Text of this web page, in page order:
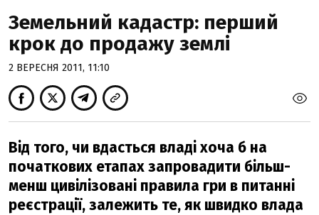
Земельний кадастр: перший
крок до продажу землі
2 ВЕРЕСНЯ 2011, 11:10
Від того, чи вдасться владі хоча б на
початкових етапах запровадити більш-
менш цивілізовані правила гри в питанні
реєстрації, залежить те, як швидко влада